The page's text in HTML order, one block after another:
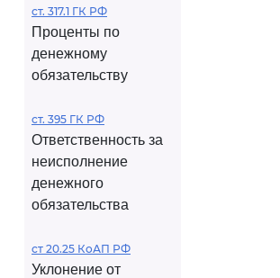
ст. 317.1 ГК РФ
Проценты по
денежному
обязательству
ст. 395 ГК РФ
Ответственность за
неисполнение
денежного
обязательства
ст 20.25 КоАП РФ
Уклонение от